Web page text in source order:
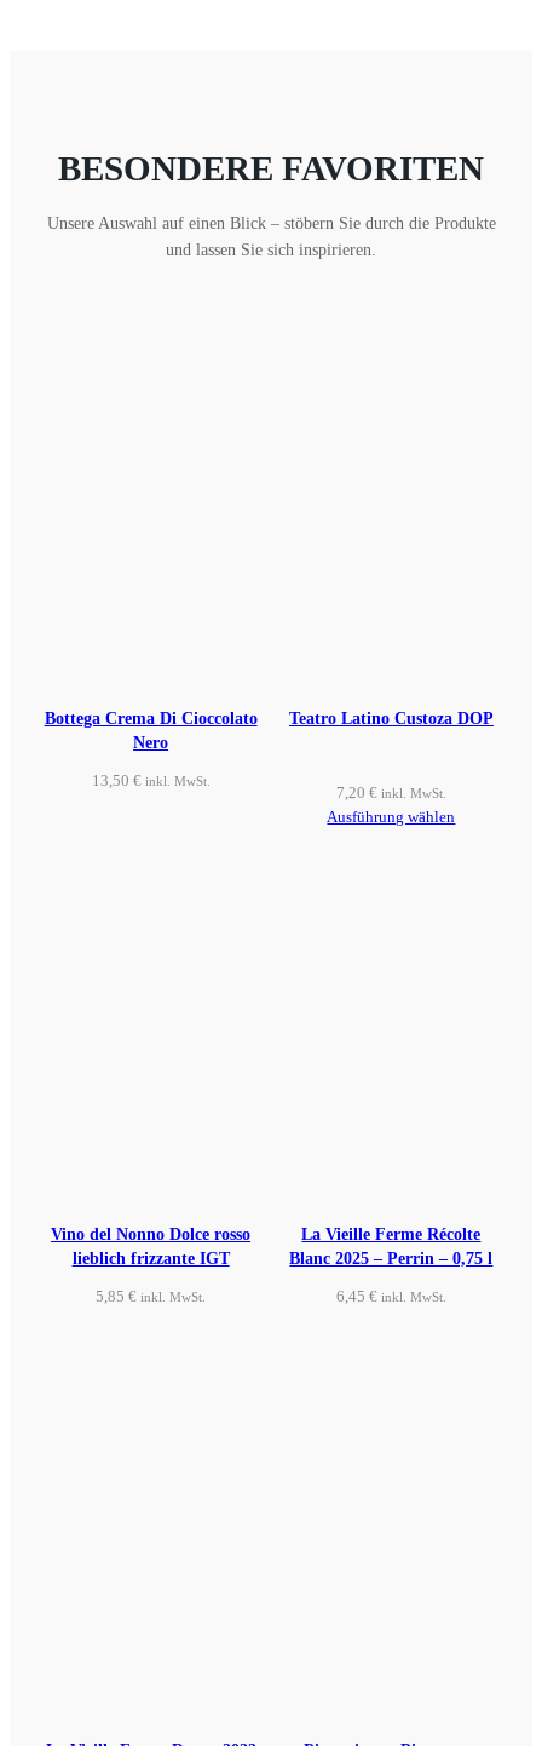
BESONDERE FAVORITEN
Unsere Auswahl auf einen Blick – stöbern Sie durch die Produkte
und lassen Sie sich inspirieren.
Bottega Crema Di Cioccolato
Nero
13,50 € inkl. MwSt.
Teatro Latino Custoza DOP
7,20 € inkl. MwSt.
Ausführung wählen
Vino del Nonno Dolce rosso
lieblich frizzante IGT
5,85€ inkl. MwSt.
La Vieille Ferme Récolte
Blanc 2025 – Perrin – 0,75 l
6,45 € inkl. MwSt.